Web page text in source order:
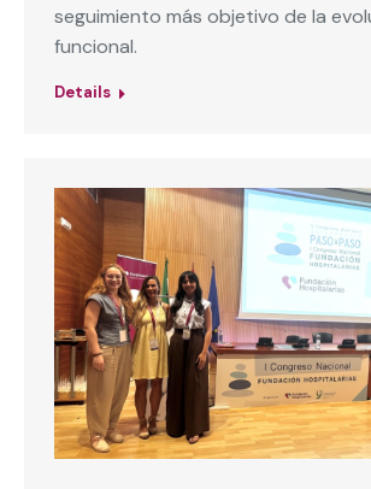
seguimiento más objetivo de la
funcional.
Details